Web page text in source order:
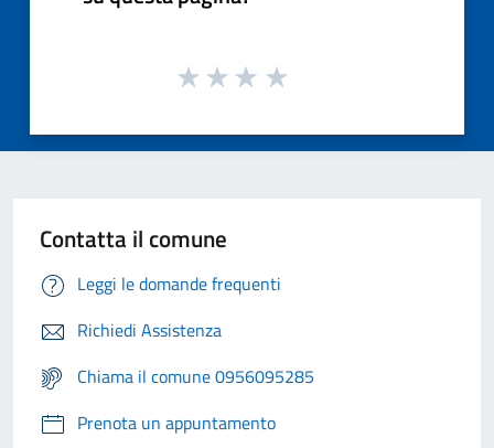
Contatta il comune
Leggi le domande frequenti
Richiedi Assistenza
Chiama il comune 0956095285
Prenota un appuntamento